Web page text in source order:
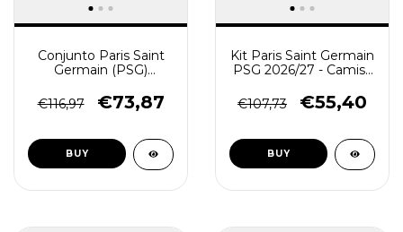
Conjunto Paris Saint
Germain (PSG)
Calça - Treino
Masculino - Preto -
€116,97 €73,87
BUY
Kit Paris Saint Germain
PSG 2026/27 - Camisa
Preto
€107,73 €55,40
BUY